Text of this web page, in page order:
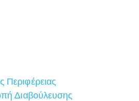
Περιφέρειας
Διαβούλευσης